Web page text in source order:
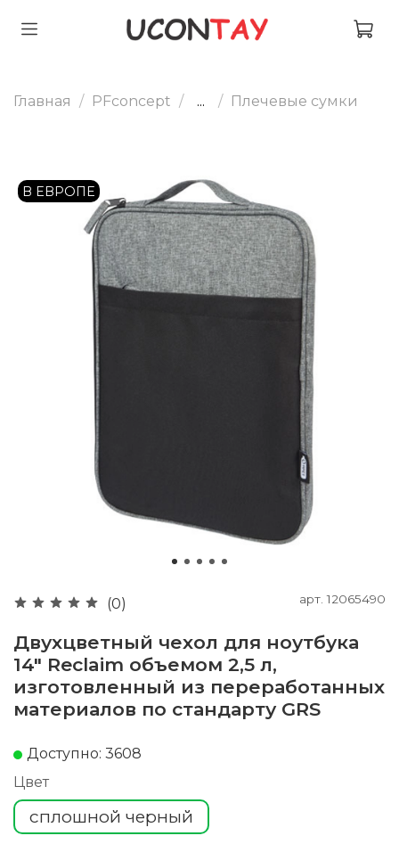
Главная PFconcept ... Плечевые сумки
В ЕВРОПЕ
(0) арт.12065490
Двухцветный чехол для ноутбука
14" Reclaim объемом 2,5 л,
изготовленный из переработанных
материалов по стандарту GRS
Доступно: 3608
Цвет
сплошной черный